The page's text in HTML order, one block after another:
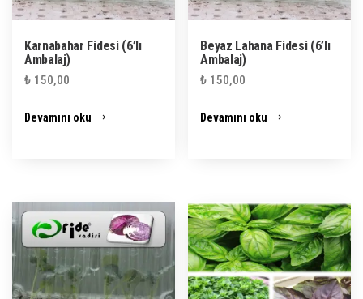
Karnabahar Fidesi (6’lı
Ambalaj)
₺ 150,00
Devamını oku
Beyaz Lahana Fidesi (6’lı
Ambalaj)
₺ 150,00
Devamını oku